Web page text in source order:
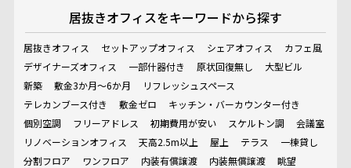
居抜きオフィスをキーワードから探す
居抜きオフィス セットアップオフィス シェアオフィス
カフェ風
デザイナーズオフィス
一部什器付き 原状回復無し
大型ビル
新築
敷金3か月～6か月
リフレッシュスペース
テレカンブース付き
敷金ゼロ
キッチン・バーカウンター付き
個別空調
フリーアドレス 初期費用が安い スケルトン調
会議室
リノベーションオフィス
天高2.5m以上 屋上 テラス
一棟貸し
分割フロア
ワンフロア 内装有償譲渡 内装無償譲渡
眺望